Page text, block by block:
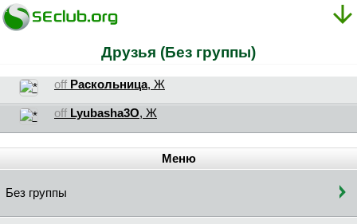
Друзья (Без группы)
off Раскольница, Ж
off Lyubasha3O, Ж
Меню
Без группы